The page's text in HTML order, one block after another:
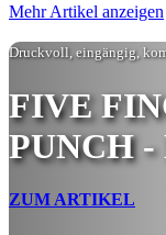
Mehr Artikel anzeigen
Druckvoll, eingängig,
FIVE
PUNCH
ZUM ARTIKEL